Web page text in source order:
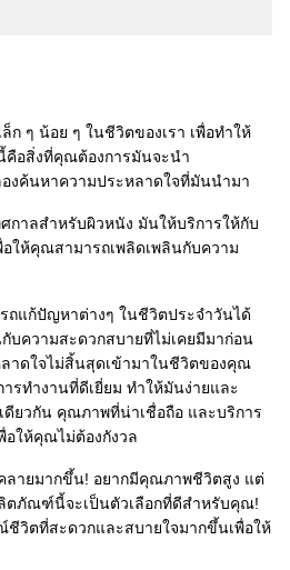
ก ๆ น้อย ๆ ในชีวิตของเรา เพื่อทําให้
คือสิ่งที่คุณต้องการมันจะนํา
งค้นหาความประหลาดใจที่มันนํามา
าลสําหรับผิวหนัง มันให้บริการให้กับ
ให้คุณสามารถเพลิดเพลินกับความ
แก้ปัญหาต่างๆ ในชีวิตประจําวันได้
บความสะดวกสบายที่ไม่เคยมีมาก่อน
ดใจไม่สิ้นสุดเข้ามาในชีวิตของคุณ
รทํางานที่ดีเยี่ยม ทําให้มันง่ายและ
ยวกัน คุณภาพที่น่าเชื่อถือ และบริการ
ให้คุณไม่ต้องกังวล
ายมากขึ้น! อยากมีคุณภาพชีวิตสูง แต่
ตภัณฑ์นี้จะเป็นตัวเลือกที่ดีสําหรับคุณ!
วิตที่สะดวกและสบายใจมากขึ้นเพื่อให้